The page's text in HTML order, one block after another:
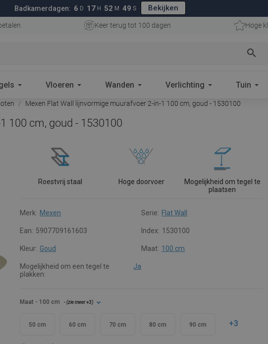
Badkamerdagen: 6 D 17 H 52 M 48 S Bekijken
Keer terug tot 100 dagen Hoge
search
Vloeren Wanden Verlichting Tuin
Mexen Flat Wall lijnvormige muurafvoer 2-in-1 100 cm, goud - 1530100
100 cm, goud - 1530100
Roestvrij staal Hoge doorvoer
Mogelijkheid om tegel te
plaatsen
Merk: Mexen Serie: Flat Wall
Ean: 5907709161603 Index: 1530100
Kleur: Goud Maat: 100 cm
Mogelijkheid om een tegel te
plakken:
Ja
Maat - 100 cm - (zie meer+3)
50 cm 60 cm 70 cm 80 cm 90 cm +3